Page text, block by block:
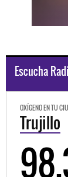
Escucha
OXÍGENO EN TU
Trujillo